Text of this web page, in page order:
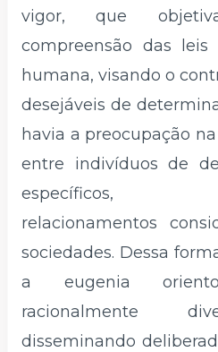
vigor, que
compreensão das leis
humana, visando o
desejáveis de
havia a preocupação
entre indivíduos de
específicos,
relacionamentos
sociedades. Dessa
a eugenia
racionalmente
disseminando